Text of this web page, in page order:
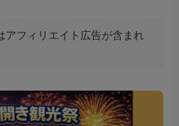
アフィリエイト広告が含まれ